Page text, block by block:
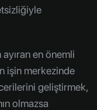
en önemli
işin merkezinde
geliştirmek,
olmazsa